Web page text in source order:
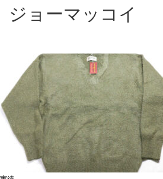
ジョーマッコイ